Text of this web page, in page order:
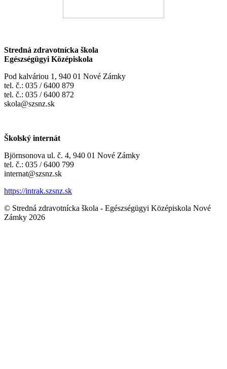
Stredná zdravotnícka škola
Egészségügyi Középiskola
Pod kalváriou 1, 940 01 Nové Zámky
tel. č.: 035 / 6400 879
tel. č.: 035 / 6400 872
skola@szsnz.sk
Školský internát
Björnsonova ul. č. 4, 940 01 Nové Zámky
tel. č.: 035 / 6400 799
internat@szsnz.sk
https://intrak.szsnz.sk
© Stredná zdravotnícka škola - Egészségügyi Középiskola Nové
Zámky 2026